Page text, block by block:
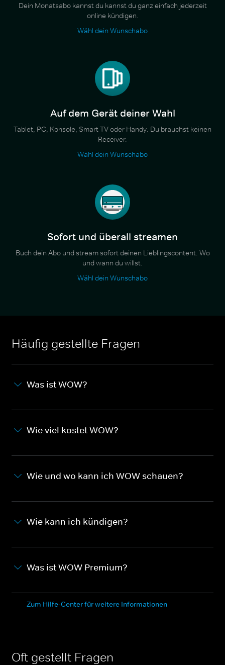
Dein Monatsabo kannst du kannst du ganz einfach jederzeit
online kündigen.
Wähl dein Wunschabo
Auf dem Gerät deiner Wahl
Tablet, PC, Konsole, Smart TV oder Handy. Du brauchst keinen
Receiver.
Wähl dein Wunschabo
Sofort und überall streamen
Buch dein Abo und stream sofort deinen Lieblingscontent. Wo
und wann du willst.
Wähl dein Wunschabo
Häufig gestellte Fragen
Was ist WOW?
Wie viel kostet WOW?
Wie und wo kann ich WOW schauen?
Wie kann ich kündigen?
Was ist WOW Premium?
Zum Hilfe-Center für weitere Informationen
Oft gestellt Fragen